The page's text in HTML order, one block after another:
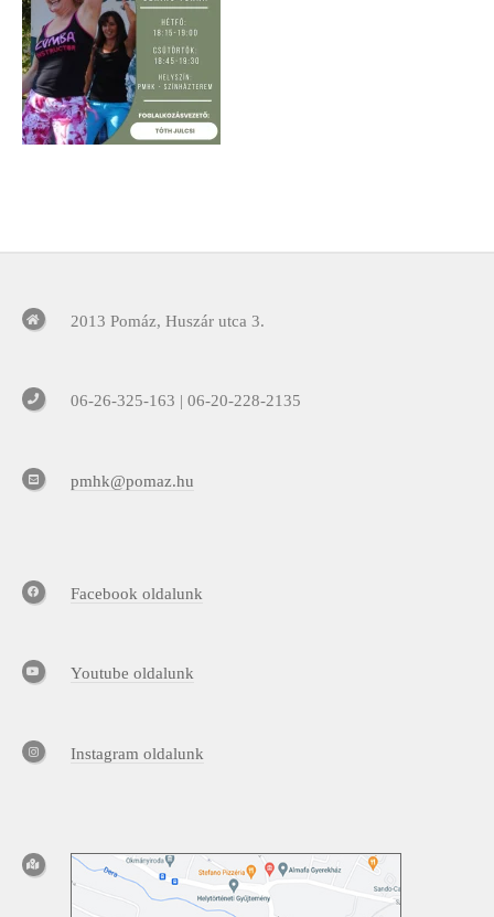
2013 Pomáz, Huszár utca 3.
06-26-325-163 | 06-20-228-2135
pmhk@pomaz.hu
Facebook oldalunk
Youtube oldalunk
Instagram oldalunk